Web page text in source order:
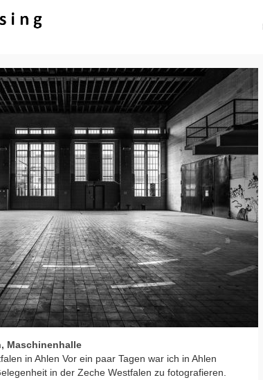
Maschinenhalle
in Ahlen Vor ein paar Tagen war ich in Ahlen
in der Zeche Westfalen zu fotografieren.